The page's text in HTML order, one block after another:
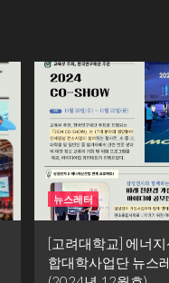
뉴스레터
[고려대학교] 에너
합대학사업단 뉴스